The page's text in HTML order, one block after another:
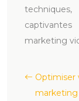
marketing
Optimiser
marketing